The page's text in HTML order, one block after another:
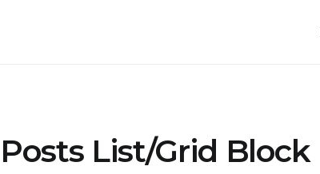
Posts List/Grid Block